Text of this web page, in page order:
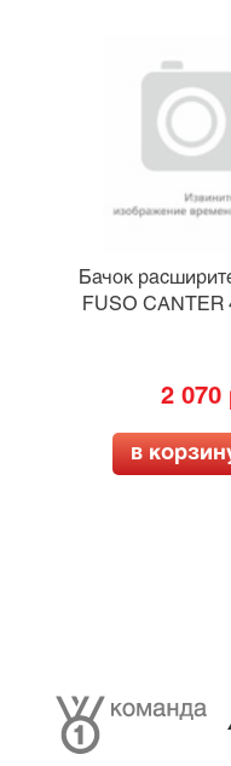
Бачок
FUSO CANTER
2 070
в